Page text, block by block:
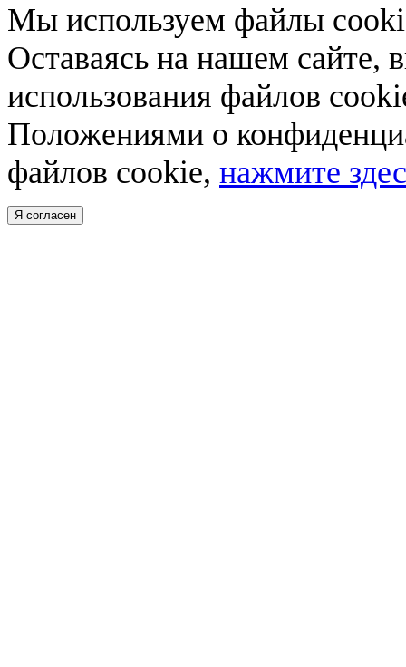
Мы используем файлы
Оставаясь на нашем сайте,
использования файлов
Положениями о
файлов cookie, нажмите
Я согласен